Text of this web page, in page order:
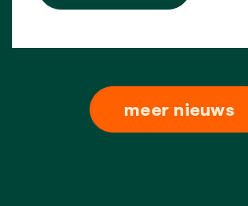
meer nieuws